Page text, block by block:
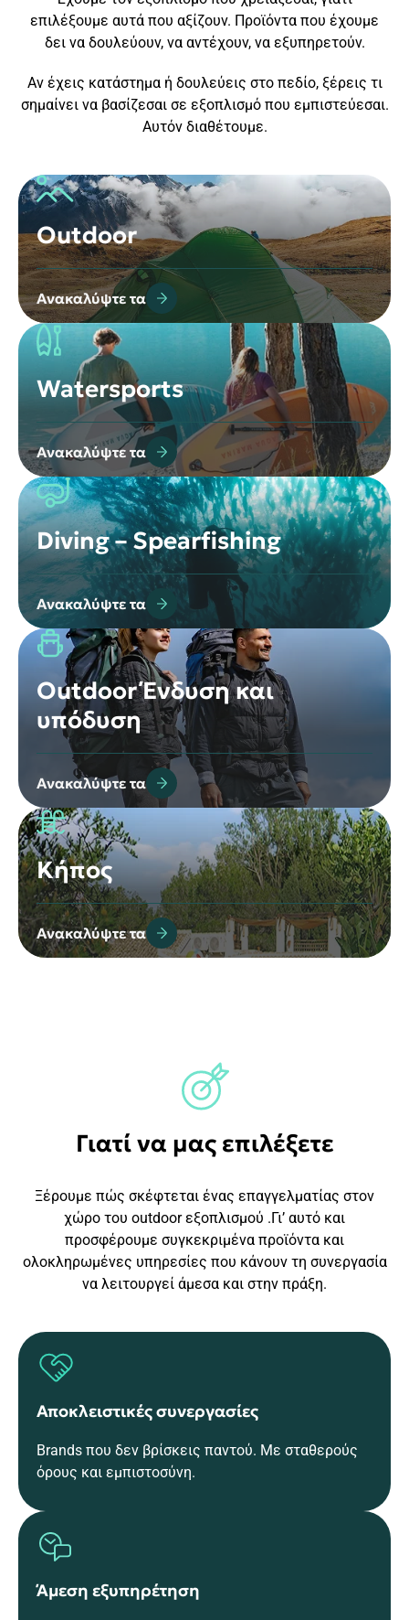
επιλέξουμε αυτά που αξίζουν. Προϊόντα που έχουμε
δει να δουλεύουν, να αντέχουν, να εξυπηρετούν.
Αν έχεις κατάστημα ή δουλεύεις στο πεδίο, ξέρεις τι
σημαίνει να βασίζεσαι σε εξοπλισμό που εμπιστεύεσαι.
Αυτόν διαθέτουμε.
Outdoor
Ανακαλύψτε τα
Watersports
Ανακαλύψτε τα
Diving – Spearfishing
Ανακαλύψτε τα
Outdoor Ένδυση και
υπόδυση
Ανακαλύψτε τα
Κήπος
Ανακαλύψτε τα
Γιατί να μας επιλέξετε
Ξέρουμε πώς σκέφτεται ένας επαγγελματίας στον
χώρο του outdoor εξοπλισμού .Γι’ αυτό και
προσφέρουμε συγκεκριμένα προϊόντα και
ολοκληρωμένες υπηρεσίες που κάνουν τη συνεργασία
να λειτουργεί άμεσα και στην πράξη.
Αποκλειστικές συνεργασίες
Brands που δεν βρίσκεις παντού. Με σταθερούς
όρους και εμπιστοσύνη.
Άμεση εξυπηρέτηση